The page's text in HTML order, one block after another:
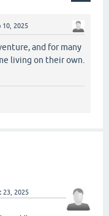
10, 2025
and for many
living on their own.
23, 2025